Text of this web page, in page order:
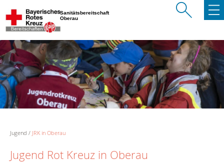
Sanitätsbereitschaft
Oberau
Jugend JRK in Oberau
Jugend Rot Kreuz in Oberau